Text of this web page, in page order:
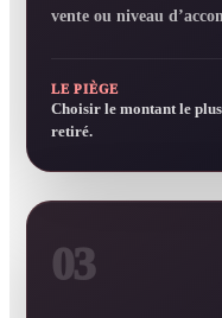
vente ou niveau
LE PIÈGE
Choisir le montant le
retiré.
03